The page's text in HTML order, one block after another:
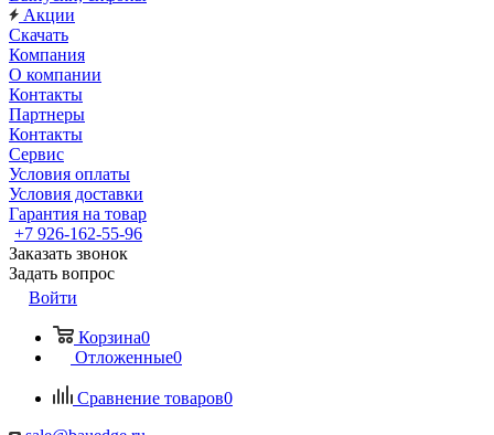
Акции
Скачать
Компания
О компании
Контакты
Партнеры
Контакты
Сервис
Условия оплаты
Условия доставки
Гарантия на товар
+7 926-162-55-96
Заказать звонок
Задать вопрос
Войти
Корзина0
Отложенные0
Сравнение товаров0